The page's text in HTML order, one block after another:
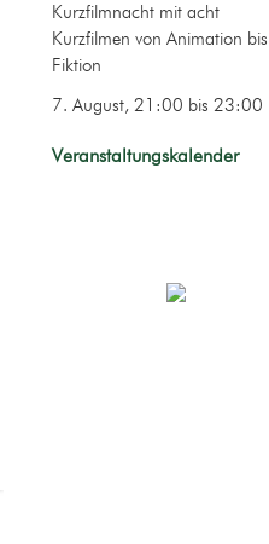
Kurzfilmnacht mit acht
Kurzfilmen von Animation bis
Fiktion
7. August, 21:00 bis 23:00
Veranstaltungskalender